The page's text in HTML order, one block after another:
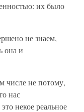
их было
не знаем,
она и
числе не потому,
нас
некое реальное